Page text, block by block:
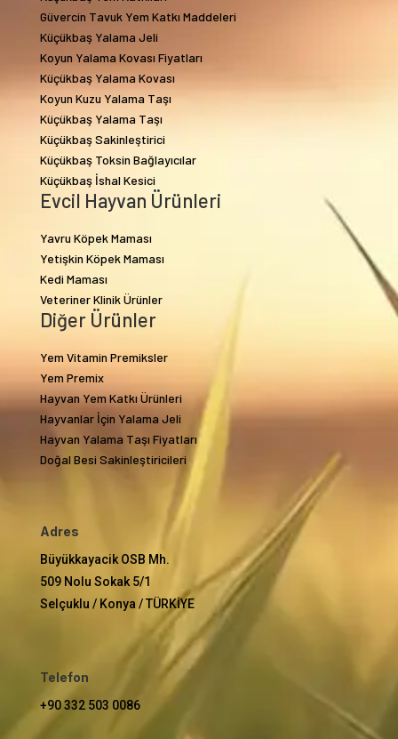
Güvercin Tavuk Yem Katkı Maddeleri
Küçükbaş Yalama Jeli
Koyun Yalama Kovası Fiyatları
Küçükbaş Yalama Kovası
Koyun Kuzu Yalama Taşı
Küçükbaş Yalama Taşı
Küçükbaş Sakinleştirici
Küçükbaş Toksin Bağlayıcılar
Küçükbaş İshal Kesici
Evcil Hayvan Ürünleri
Yavru Köpek Maması
Yetişkin Köpek Maması
Kedi Maması
Veteriner Klinik Ürünler
Diğer Ürünler
Yem Vitamin Premiksler
Yem Premix
Hayvan Yem Katkı Ürünleri
Hayvanlar İçin Yalama Jeli
Hayvan Yalama Taşı Fiyatları
Doğal Besi Sakinleştiricileri
Adres
Büyükkayacik OSB Mh.
509 Nolu Sokak 5/1
Selçuklu / Konya / TÜRKİYE
Telefon
+90 332 503 0086